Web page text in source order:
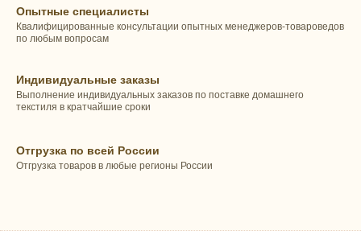
Опытные специалисты
Квалифицированные консультации опытных менеджеров-товароведов
по любым вопросам
Индивидуальные заказы
Выполнение индивидуальных заказов по поставке домашнего
текстиля в кратчайшие сроки
Отгрузка по всей России
Отгрузка товаров в любые регионы России